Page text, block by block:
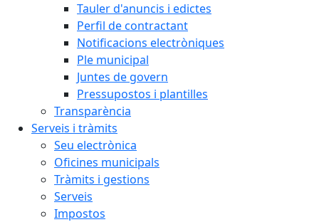
Tauler d'anuncis i edictes
Perfil de contractant
Notificacions electròniques
Ple municipal
Juntes de govern
Pressupostos i plantilles
Transparència
Serveis i tràmits
Seu electrònica
Oficines municipals
Tràmits i gestions
Serveis
Impostos